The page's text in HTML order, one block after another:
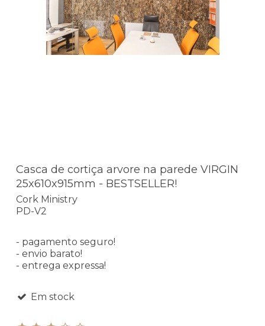
Casca de cortiça arvore na parede VIRGIN
25x610x915mm - BESTSELLER!
Cork Ministry
PD-V2
- pagamento seguro!
- envio barato!
- entrega expressa!
Em stock